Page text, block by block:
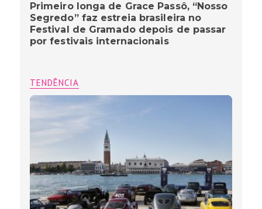
Primeiro longa de Grace Passô, “Nosso
Segredo” faz estreia brasileira no
Festival de Gramado depois de passar
por festivais internacionais
TENDÊNCIA